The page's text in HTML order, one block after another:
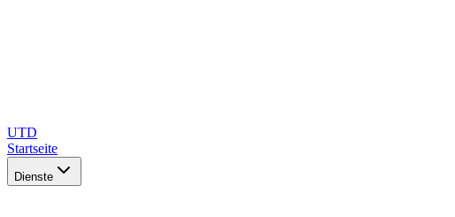
UTD
Startseite
Dienste